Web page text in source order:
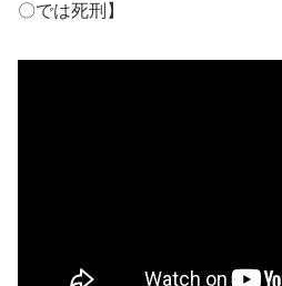
〇では死刑】